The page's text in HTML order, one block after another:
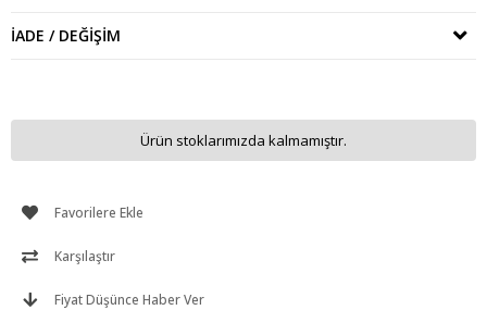
İADE / DEĞIŞIM
Ürün stoklarımızda kalmamıştır.
Favorilere Ekle
Karşılaştır
Fiyat Düşünce Haber Ver